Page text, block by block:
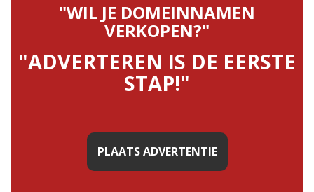
"WIL JE DOMEINNAMEN
VERKOPEN?"
"ADVERTEREN IS DE EERSTE
STAP!"
PLAATS ADVERTENTIE